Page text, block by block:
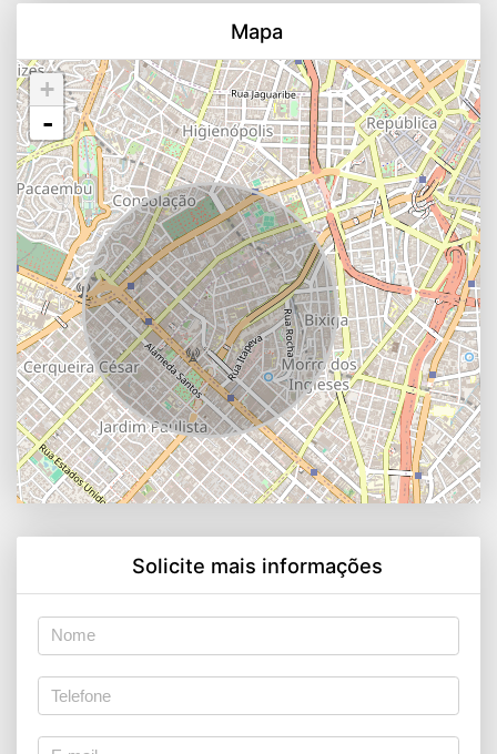
Mapa
+
-
Solicite mais informações